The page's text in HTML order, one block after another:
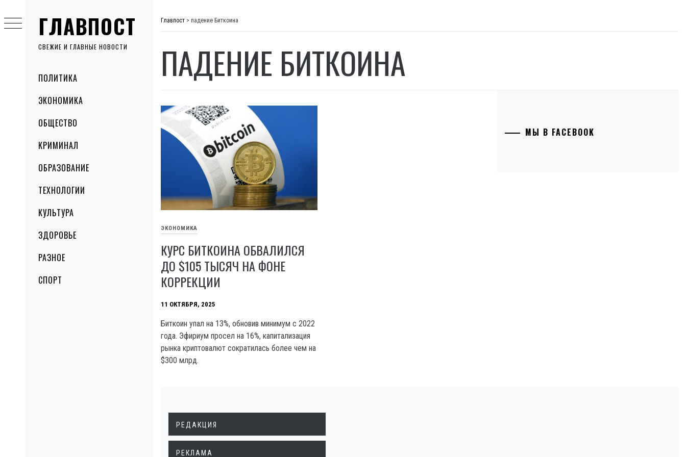
ГЛАВПОСТ
СВЕЖИЕ И ГЛАВНЫЕ НОВОСТИ
MenuПОЛИТИКА
ЭКОНОМИКА
ОБЩЕСТВО
КРИМИНАЛ
ОБРАЗОВАНИЕ
ТЕХНОЛОГИИ
КУЛЬТУРА
ЗДОРОВЬЕ
РАЗНОЕ
СПОРТ
to
content
Главпост > падение Биткоина
ПАДЕНИЕ БИТКОИНА
ЭКОНОМИКА
КУРС БИТКОИНА ОБВАЛИЛСЯ
ДО $105 ТЫСЯЧ НА ФОНЕ
КОРРЕКЦИИ
11 ОКТЯБРЯ, 2025
Биткоин упал на 13%, обновив минимум с 2022
года. Эфириум просел на 16%, капитализация
рынка криптовалют сократилась более чем на
$300 млрд.
МЫ В FACEBOOK
РЕДАКЦИЯ
РЕКЛАМА